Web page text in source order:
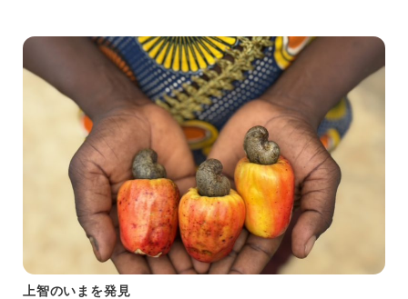
Welcome to Dorm！ Introducing Our Spring
2026 Event
上智のいまを発見